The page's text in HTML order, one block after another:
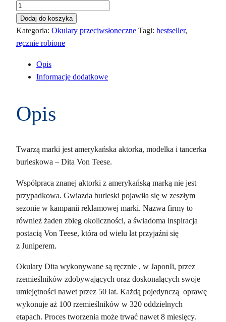
ilość
Dita
ICELUS
DTS
Dodaj do koszyka
Kategoria: Okulary przeciwsłoneczne Tagi: bestseller,
ręcznie robione
Opis
Informacje dodatkowe
Opis
Twarzą marki jest amerykańska aktorka, modelka i tancerka
burleskowa – Dita Von Teese.
Współpraca znanej aktorki z amerykańską marką nie jest
przypadkowa. Gwiazda burleski pojawiła się w zeszłym
sezonie w kampanii reklamowej marki. Nazwa firmy to
również żaden zbieg okoliczności, a świadoma inspiracja
postacią Von Teese, która od wielu lat przyjaźni się
z Juniperem.
Okulary Dita wykonywane są ręcznie , w JaponIi, przez
rzemieślników zdobywających oraz doskonalących swoje
umiejętności nawet przez 50 lat. Każdą pojedynczą oprawę
wykonuje aż 100 rzemieślników w 320 oddzielnych
etapach. Proces tworzenia może trwać nawet 8 miesięcy.